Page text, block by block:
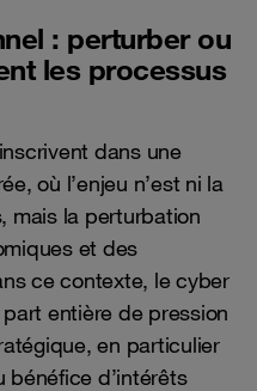
: perturber ou
les processus
dans une
où l’enjeu n’est ni la
mais la perturbation
et des
ce contexte, le cyber
entière de pression
en particulier
bénéfice d’intérêts